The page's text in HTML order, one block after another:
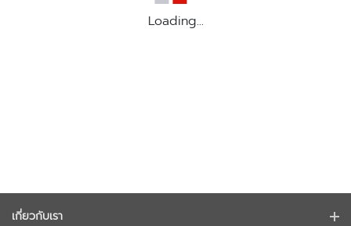
Loading...
เกี่ยวกับเรา